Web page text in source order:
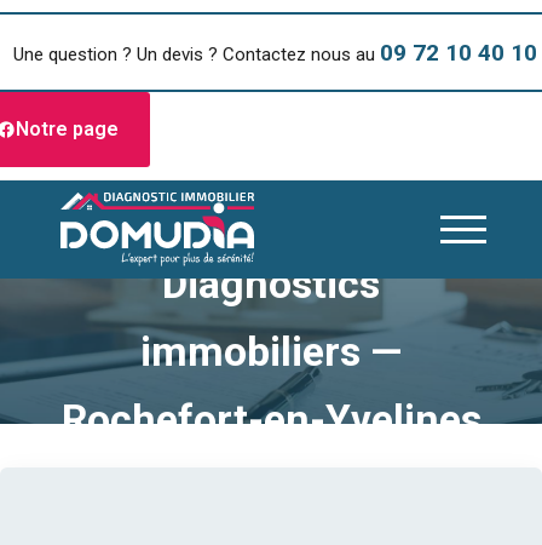
Une question ? Un devis ? Contactez nous au 09 72 10 40 10
Notre page
Diagnostics
immobiliers —
Rochefort-en-Yvelines